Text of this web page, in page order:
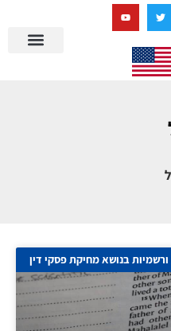
בנושא מחיקת פסקי דין